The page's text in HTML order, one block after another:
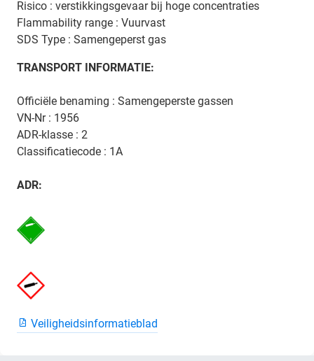
Risico : verstikkingsgevaar bij hoge concentraties
Flammability range : Vuurvast
SDS Type : Samengeperst gas
TRANSPORT INFORMATIE:
Officiële benaming : Samengeperste gassen
VN-Nr : 1956
ADR-klasse : 2
Classificatiecode : 1A
ADR:
Veiligheidsinformatieblad